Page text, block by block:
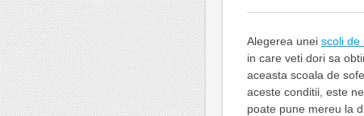
Alegerea unei scoli de
in care veti dori sa
aceasta scoala de
aceste conditii, este
poate pune mereu la